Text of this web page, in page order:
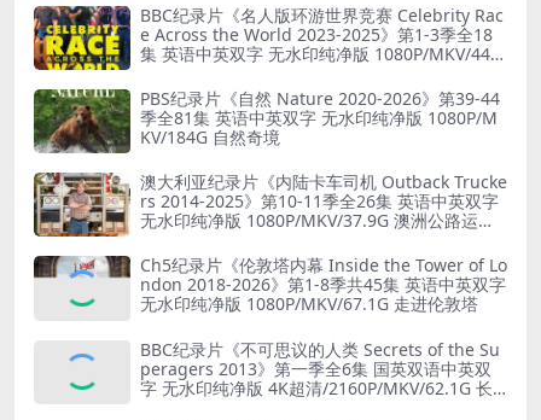
BBC纪录片《名人版环游世界竞赛 Celebrity Rac
e Across the World 2023-2025》第1-3季全18
集 英语中英双字 无水印纯净版 1080P/MKV/44.8
PBS纪录片《自然 Nature 2020-2026》第39-44
季全81集 英语中英双字 无水印纯净版 1080P/M
KV/184G 自然奇境
澳大利亚纪录片《内陆卡车司机 Outback Trucke
rs 2014-2025》第10-11季全26集 英语中英双字
无水印纯净版 1080P/MKV/37.9G 澳洲公路运输
Ch5纪录片《伦敦塔内幕 Inside the Tower of Lo
ndon 2018-2026》第1-8季共45集 英语中英双字
无水印纯净版 1080P/MKV/67.1G 走进伦敦塔
BBC纪录片《不可思议的人类 Secrets of the Su
peragers 2013》第一季全6集 国英双语中英双
字 无水印纯净版 4K超清/2160P/MKV/62.1G 长